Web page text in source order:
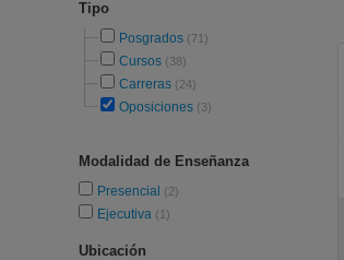
Tipo
Posgrados (71)
Cursos (38)
Carreras (24)
Oposiciones (3)
Modalidad de Enseñanza
Presencial (2)
Ejecutiva (1)
Ubicación